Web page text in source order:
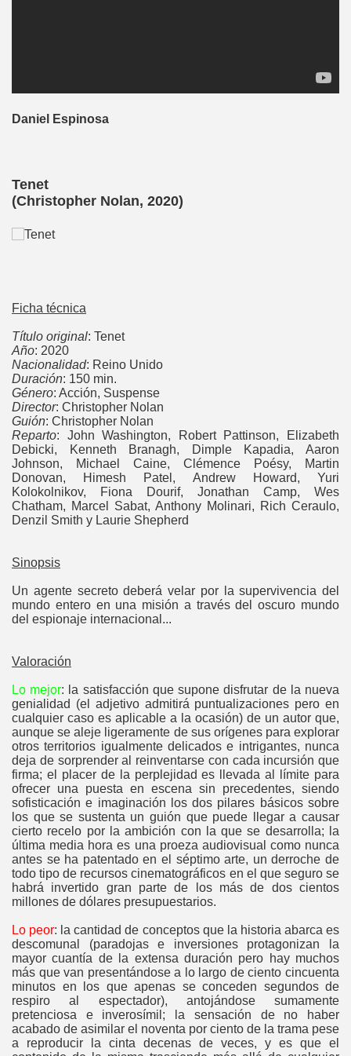
Daniel Espinosa
Tenet
(Christopher Nolan, 2020)
Ficha técnica
Título original: Tenet
Año: 2020
Nacionalidad: Reino Unido
Duración: 150 min.
Género: Acción, Suspense
Director: Christopher Nolan
Guión: Christopher Nolan
Reparto: John Washington, Robert Pattinson, Elizabeth
Debicki, Kenneth Branagh, Dimple Kapadia, Aaron
Johnson, Michael Caine, Clémence Poésy, Martin
Donovan, Himesh Patel, Andrew Howard, Yuri
Kolokolnikov, Fiona Dourif, Jonathan Camp, Wes
Chatham, Marcel Sabat, Anthony Molinari, Rich Ceraulo,
Denzil Smith y Laurie Shepherd
Sinopsis
Un agente secreto deberá velar por la supervivencia del
mundo entero en una misión a través del oscuro mundo
del espionaje internacional...
Valoración
Lo mejor: la satisfacción que supone disfrutar de la nueva
genialidad (el adjetivo admitirá puntualizaciones pero en
cualquier caso es aplicable a la ocasión) de un autor que,
aunque se aleje ligeramente de sus orígenes para explorar
otros territorios igualmente delicados e intrigantes, nunca
deja de sorprender al reinventarse con cada incursión que
firma; el placer de la perplejidad es llevada al límite para
ofrecer una puesta en escena sin precedentes, siendo
sofisticación e imaginación los dos pilares básicos sobre
los que se sustenta un guión que puede llegar a causar
cierto recelo por la ambición con la que se desarrolla; la
última media hora es una proeza audiovisual como nunca
antes se ha patentado en el séptimo arte, un derroche de
todo tipo de recursos cinematográficos en el que seguro se
habrá invertido gran parte de los más de dos cientos
millones de dólares presupuestarios.
Lo peor: la cantidad de conceptos que la historia abarca es
descomunal (paradojas e inversiones protagonizan la
mayor cuantía de la extensa duración pero hay muchos
más que van presentándose a lo largo de ciento cincuenta
minutos en los que apenas se conceden segundos de
respiro al espectador), antojándose sumamente
pretenciosa e inverosímil; la sensación de no haber
acabado de asimilar el noventa por ciento de la trama pese
a reproducir la cinta decenas de veces, y es que el